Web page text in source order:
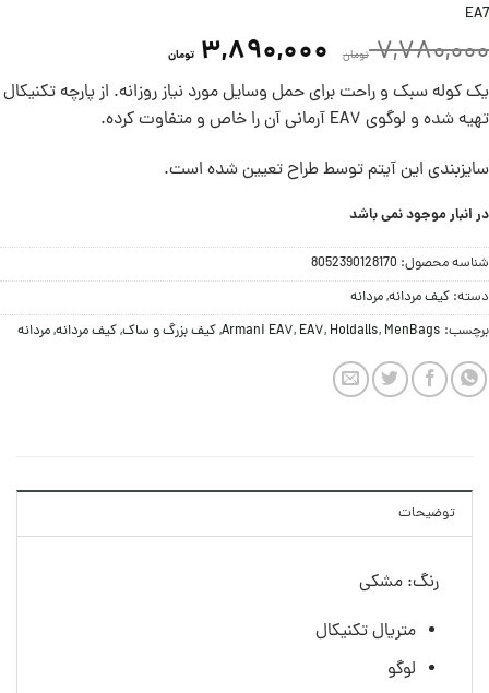
EA7
7,780,000 تومان 3,890,000 تومان
یک کوله سبک و راحت برای حمل وسایل مورد نیاز روزانه. از پارچه تکنیکال
تهیه شده و لوگوی EA7 آرمانی آن را خاص و متفاوت کرده.
سایزبندی این آیتم توسط طراح تعیین شده است.
در انبار موجود نمی باشد
شناسه محصول: 8052390128170
دسته: کیف مردانه,مردانه
برچسب:
Armani EA7, EA7, Holdalls, MenBags
,کیف بزرگ و ساک,کیف مردانه,مردانه
توضیحات
رنگ: مشکی
متریال تکنیکال
لوگو